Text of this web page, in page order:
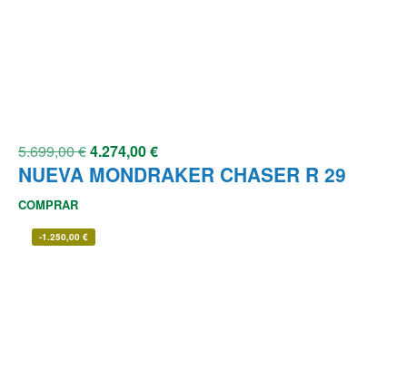
5.699,00€4.274,00€
NUEVA MONDRAKER CHASER R 29
COMPRAR
-1.250,00 €